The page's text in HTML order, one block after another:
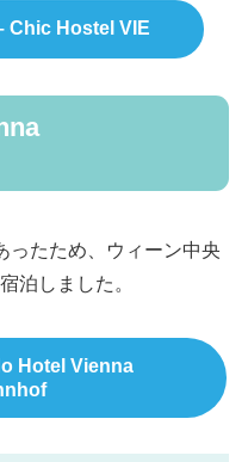
Chic Hostel VIE
ったため、ウィーン中央
泊しました。
Hotel Vienna